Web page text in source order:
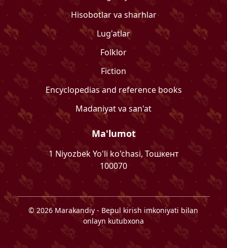
Hisobotlar va sharhlar
Lug'atlar
Folklor
Fiction
Encyclopedias and reference books
Madaniyat va san'at
Ma'lumot
1 Niyozbek Yo'li ko'chasi, Тошкент
100070
©2026 Marakandiy- Bepul kirish imkoniyati bilan
onlayn kutubxona